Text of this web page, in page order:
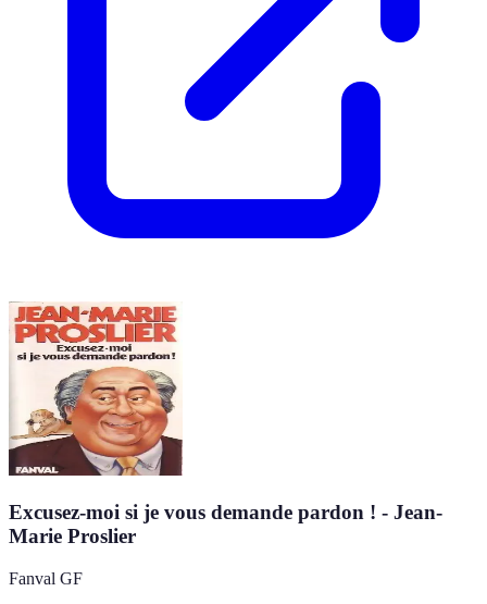
Excusez-moi si je vous demande pardon ! - Jean-
Marie Proslier
Fanval GF